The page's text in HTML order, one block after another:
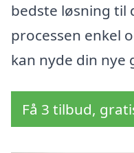
bedste løsning til
processen enkel
kan nyde din nye
Få 3 tilbud,